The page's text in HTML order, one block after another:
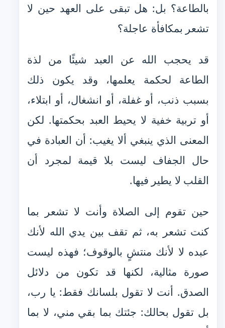
بالطاعة؟ بل: هل تبقى على العهد حين لا
تشعر بمكافأة عاجلة؟
قد يحجب الله عن العبد شيئًا من لذة
الطاعة لحكمة يعلمها، وقد يكون ذلك
بسبب ذنب، أو غفلة، أو انشغال، أو ابتلاء،
أو تربية خفية لا يحيط العبد بحكمتها. لكن
المعنى الذي ينبغي ألا يغيب: أن العبادة في
حال الجفاف ليست بلا قيمة لمجرد أن
القلب لا يطير فيها.
حين تقوم إلى الصلاة وأنت لا تشعر بما
كنت تشعر به، ثم تقف بين يدي الله لأنك
عبده لا لأنك منتشٍ بالوقوف؛ فهذه ليست
صورة مثالية، لكنها قد تكون من دلائل
الصدق. أنت لا تقول بلسانك فقط: يا رب،
بل تقول بحالك: جئتك بما بقي مني، لا بما